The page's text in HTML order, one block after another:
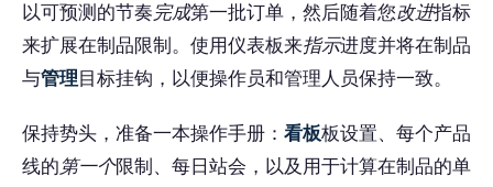
以可预测的节奏完成第一批订单，然后随着您改进指标
来扩展在制品限制。使用仪表板来指示进度并将在制品
与管理目标挂钩，以便操作员和管理人员保持一致。
保持势头，准备一本操作手册： 看板板设置、每个产品
线的 第一个限制、每日站会，以及用于计算在制品的单